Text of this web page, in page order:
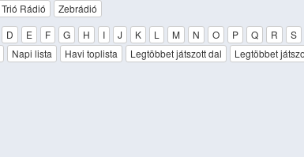
Trió Rádió
Zebrádió
D E F G H I J K L M N O P Q R S
Napi lista Havi toplista Legtöbbet játszott dal Legtöbbet